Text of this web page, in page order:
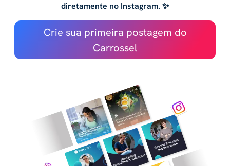
diretamente no Instagram. ✨
Crie sua primeira postagem do
Carrossel